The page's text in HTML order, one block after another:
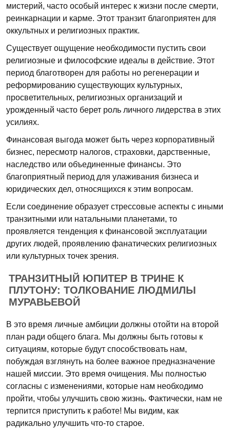
мистерий, часто особый интерес к жизни после смерти,
реинкарнации и карме. Этот транзит благоприятен для
оккультных и религиозных практик.
Существует ощущение необходимости пустить свои
религиозные и философские идеалы в действие. Этот
период благотворен для работы но регенерации и
реформированию существующих культурных,
просветительных, религиозных организаций и
урожденный часто берет роль личного лидерства в этих
усилиях.
Финансовая выгода может быть через корпоративный
бизнес, пересмотр налогов, страховки, дарственные,
наследство или объединенные финансы. Это
благоприятный период для улаживания бизнеса и
юридических дел, относящихся к этим вопросам.
Если соединение образует стрессовые аспекты с иными
транзитными или натальными планетами, то
проявляется тенденция к финансовой эксплуатации
других людей, проявлению фанатических религиозных
или культурных точек зрения.
ТРАНЗИТНЫЙ ЮПИТЕР В ТРИНЕ К
ПЛУТОНУ: ТОЛКОВАНИЕ ЛЮДМИЛЫ
МУРАВЬЕВОЙ
В это время личные амбиции должны отойти на второй
план ради общего блага. Мы должны быть готовы к
ситуациям, которые будут способствовать нам,
побуждая взглянуть на более важное предназначение
нашей миссии. Это время очищения. Мы полностью
согласны с изменениями, которые нам необходимо
пройти, чтобы улучшить свою жизнь. Фактически, нам не
терпится приступить к работе! Мы видим, как
радикально улучшить что-то старое.